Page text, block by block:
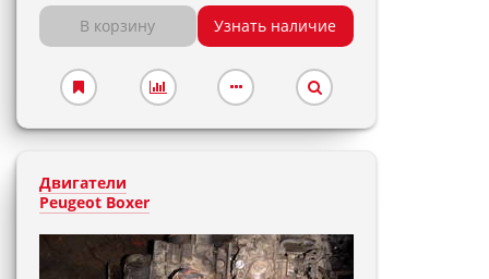
В корзину Узнать наличие
Двигатели
Peugeot Boxer